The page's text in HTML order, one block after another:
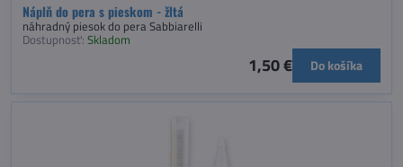
Náplň do pera s pieskom - žltá
náhradný piesok do pera Sabbiarelli
Dostupnosť: Skladom
1,50 € Do košíka